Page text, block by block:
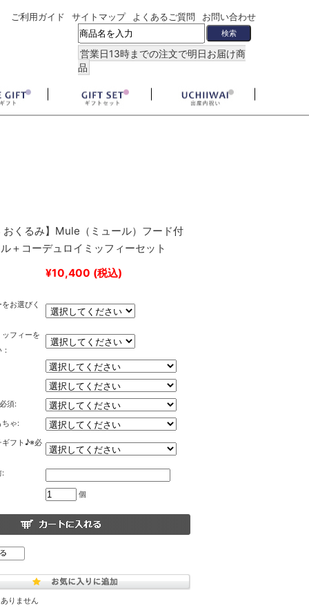
ご利用ガイド サイトマップ よくあるご質問 お問い合わせ
営業日13時までの注文で明日お届け商
品
おくるみ】Mule（ミュール）フード付
＋コーデュロイミッフィーセット
¥10,400 (税込)
お選びく
フィーを
須:
ちゃ:
ギフト♪※必
:
個
りません